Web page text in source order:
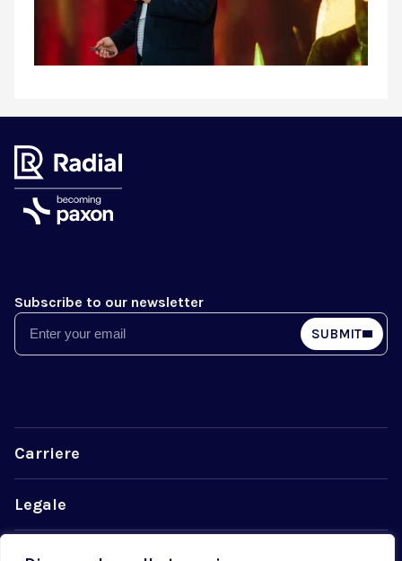
Subscribe to our newsletter
Email SUBMIT
Carriere
Legale
La privacy